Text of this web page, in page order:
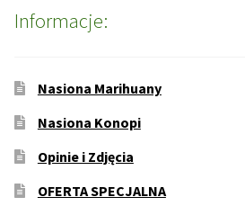
Informacje:
Nasiona Marihuany
Nasiona Konopi
Opinie i Zdjęcia
OFERTA SPECJALNA